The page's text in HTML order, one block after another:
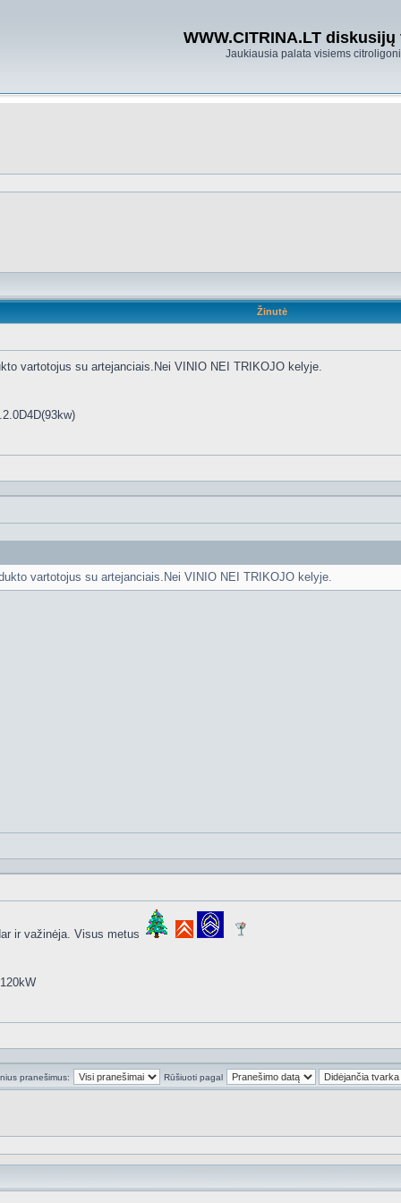
WWW.CITRINA.LT
Jaukiausia palata visiems
Žinutė
vartotojus su artejanciais.Nei VINIO NEI TRIKOJO kelyje.
vartotojus su artejanciais.Nei VINIO NEI TRIKOJO kelyje.
ir važinėja. Visus metus
pranešimus: Rūšiuoti pagal